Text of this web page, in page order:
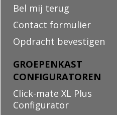
Bel mij terug
Contact formulier
Opdracht bevestigen
GROEPENKAST
CONFIGURATOREN
Click-mate XL Plus
Configurator